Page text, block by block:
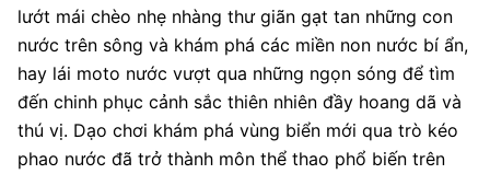
lướt mái chèo nhẹ nhàng thư giãn gạt tan những con
nước trên sông và khám phá các miền non nước bí ẩn,
hay lái moto nước vượt qua những ngọn sóng để tìm
đến chinh phục cảnh sắc thiên nhiên đầy hoang dã và
thú vị. Dạo chơi khám phá vùng biển mới qua trò kéo
phao nước đã trở thành môn thể thao phổ biến trên